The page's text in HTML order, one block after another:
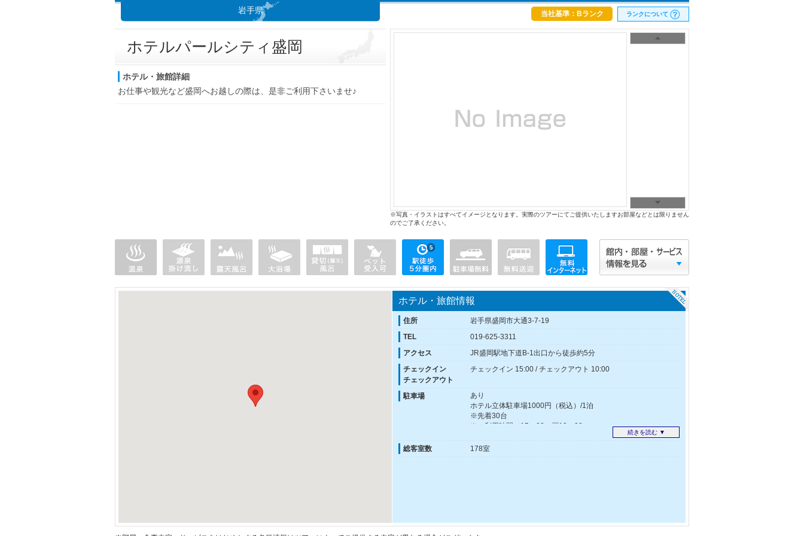
岩手県 当社基準：Bランク ランクについて
ホテルパールシティ盛岡
ホテル・旅館詳細
お仕事や観光など盛岡へお越しの際は、是非ご利用下さいませ♪
※写真・イラストはすべてイメージとなります。実際のツアーにてご提供いたしますお部屋などとは限りません
のでご了承ください。
ホテル・旅館情報
住所
岩手県盛岡市大通3-7-19
TEL
019-625-3311
アクセス
JR盛岡駅地下道B-1出口から徒歩約5分
チェックイン
チェックアウト
チェックイン 15:00 / チェックアウト 10:00
駐車場
あり
ホテル立体駐車場1000円（税込）/1泊
※先着30台
※ご利用時間（15：00～翌10：00）
※高さ155ｃｍ、幅174ｃｍ以上の乗用車はご利用できかねま
続きを読む ▼
総客室数 178室